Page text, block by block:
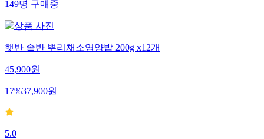
149명구매중
햇반 솥반 뿌리채소영양밥 200g x12개
45,900원
17%37,900원
5.0